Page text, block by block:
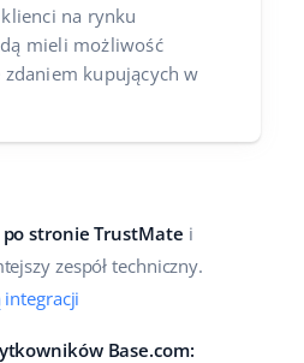
na rynku
mieli możliwość
zdaniem kupujących w
stronie TrustMate i
zespół techniczny.
integracji
Base.com: